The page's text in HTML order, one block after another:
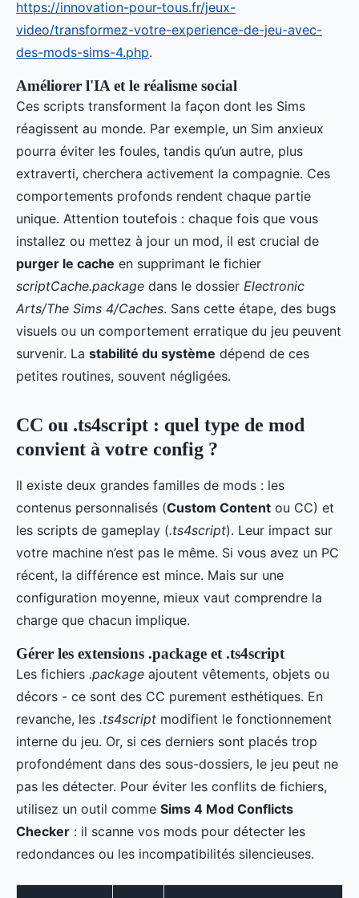
https://innovation-pour-tous.fr/jeux-
video/transformez-votre-experience-de-jeu-avec-
des-mods-sims-4.php.
Améliorer l'IA et le réalisme social
Ces scripts transforment la façon dont les Sims
réagissent au monde. Par exemple, un Sim anxieux
pourra éviter les foules, tandis qu’un autre, plus
extraverti, cherchera activement la compagnie. Ces
comportements profonds rendent chaque partie
unique. Attention toutefois : chaque fois que vous
installez ou mettez à jour un mod, il est crucial de
purger le cache en supprimant le fichier
scriptCache.package dans le dossier Electronic
Arts/The Sims 4/Caches. Sans cette étape, des bugs
visuels ou un comportement erratique du jeu peuvent
survenir. La stabilité du système dépend de ces
petites routines, souvent négligées.
CC ou .ts4script : quel type de mod
convient à votre config ?
Il existe deux grandes familles de mods : les
contenus personnalisés (Custom Content ou CC) et
les scripts de gameplay (.ts4script). Leur impact sur
votre machine n’est pas le même. Si vous avez un PC
récent, la différence est mince. Mais sur une
configuration moyenne, mieux vaut comprendre la
charge que chacun implique.
Gérer les extensions .package et .ts4script
Les fichiers .package ajoutent vêtements, objets ou
décors - ce sont des CC purement esthétiques. En
revanche, les .ts4script modifient le fonctionnement
interne du jeu. Or, si ces derniers sont placés trop
profondément dans des sous-dossiers, le jeu peut ne
pas les détecter. Pour éviter les conflits de fichiers,
utilisez un outil comme Sims 4 Mod Conflicts
Checker : il scanne vos mods pour détecter les
redondances ou les incompatibilités silencieuses.